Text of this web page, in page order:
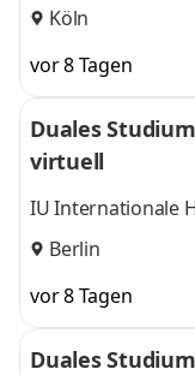
Köln
vor 8 Tagen
Duales
virtuell
IU Internationale
Berlin
vor 8 Tagen
Duales